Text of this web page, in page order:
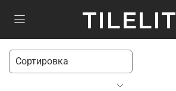
TILELIT